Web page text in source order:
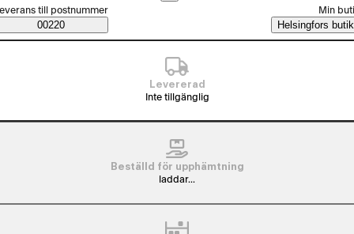
Saatavuustiedot
beställningssätt
till postnummer
00220
Min
Helsingfors butik
Levererad
Inte tillgänglig
Beställd för upphämtning
laddar...